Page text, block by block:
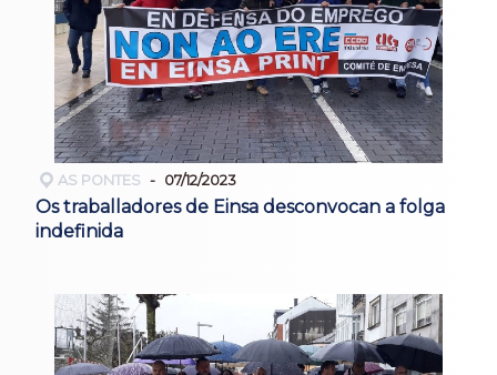
AS PONTES 07/12/2023
Os traballadores de Einsa desconvocan a folga
indefinida